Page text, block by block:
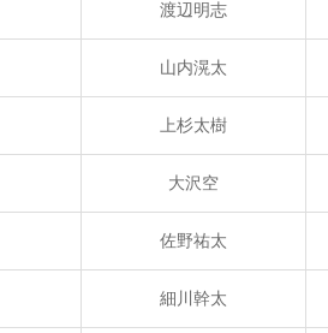
渡辺明志
山内滉太
上杉太樹
大沢空
佐野祐太
細川幹太